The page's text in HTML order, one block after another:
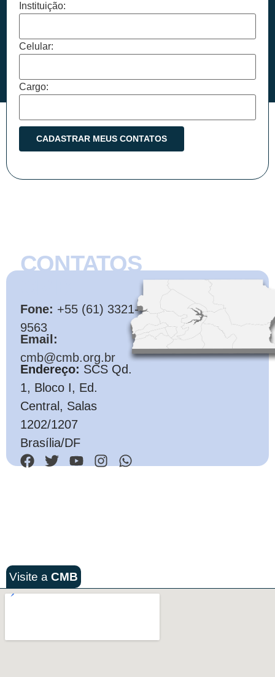
Instituição:
Celular:
Cargo:
CONTATOS
Fone: +55 (61) 3321-
9563
Email:
cmb@cmb.org.br
Endereço: SCS Qd.
1, Bloco I, Ed.
Central, Salas
1202/1207
Brasília/DF
Visite a CMB